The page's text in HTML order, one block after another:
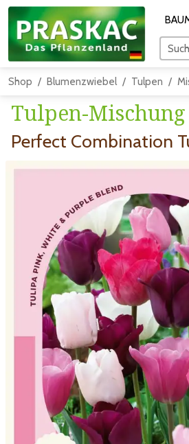
Shop Blumenzwiebel Tulpen
Tulpen-Mischung
Perfect Combination